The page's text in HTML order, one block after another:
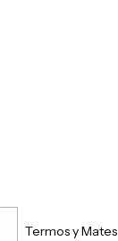
Termos y Mates